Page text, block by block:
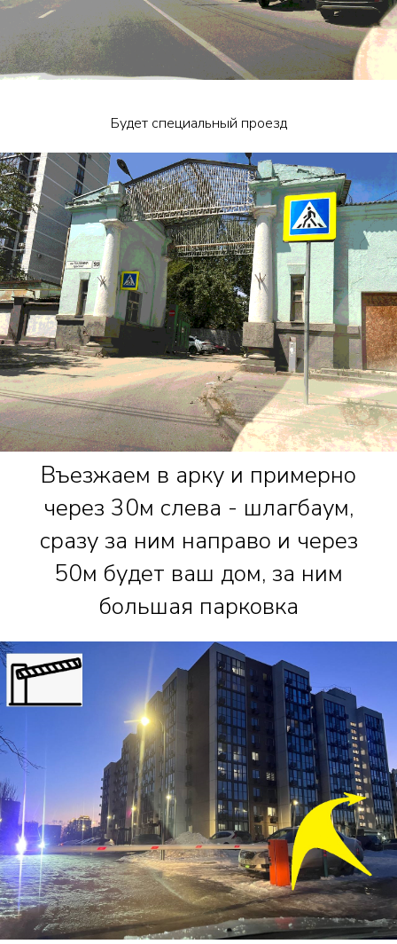
Будет специальный проезд
Въезжаем в арку и примерно
через 30м слева - шлагбаум,
сразу за ним направо и через
50м будет ваш дом, за ним
большая парковка